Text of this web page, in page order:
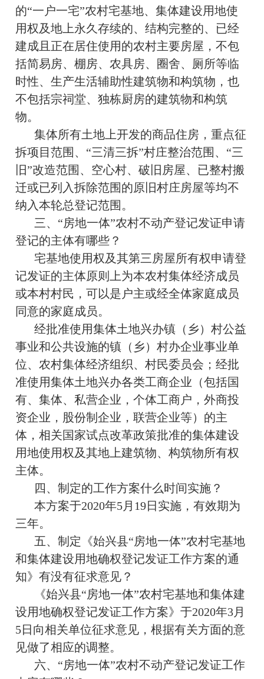
的“一户一宅”农村宅基地、集体建设用地使
用权及地上永久存续的、结构完整的、已经
建成且正在居住使用的农村主要房屋，不包
括简易房、棚房、农具房、圈舍、厕所等临
时性、生产生活辅助性建筑物和构筑物，也
不包括宗祠堂、独栋厨房的建筑物和构筑
物。
集体所有土地上开发的商品住房，重点征
拆项目范围、“三清三拆”村庄整治范围、“三
旧”改造范围、空心村、破旧房屋、已整村搬
迁或已列入拆除范围的原旧村庄房屋等均不
纳入本轮总登记范围。
三、“房地一体”农村不动产登记发证申请
登记的主体有哪些？
宅基地使用权及其第三房屋所有权申请登
记发证的主体原则上为本农村集体经济成员
或本村村民，可以是户主或经全体家庭成员
同意的家庭成员。
经批准使用集体土地兴办镇（乡）村公益
事业和公共设施的镇（乡）村办企业事业单
位、农村集体经济组织、村民委员会；经批
准使用集体土地兴办各类工商企业（包括国
有、集体、私营企业，个体工商户，外商投
资企业，股份制企业，联营企业等）的主
体，相关国家试点改革政策批准的集体建设
用地使用权及其地上建筑物、构筑物所有权
主体。
四、制定的工作方案什么时间实施？
本方案于2020年5月19日实施，有效期为
三年。
五、制定《始兴县“房地一体”农村宅基地
和集体建设用地确权登记发证工作方案的通
知》有没有征求意见？
《始兴县“房地一体”农村宅基地和集体建
设用地确权登记发证工作方案》于2020年3月
5日向相关单位征求意见，根据有关方面的意
见做了相应的调整。
六、“房地一体”农村不动产登记发证工作